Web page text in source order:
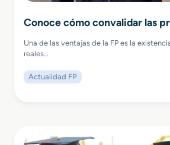
Conoce cómo convalidar las
Una de las ventajas de la FP es la
reales…
Actualidad FP